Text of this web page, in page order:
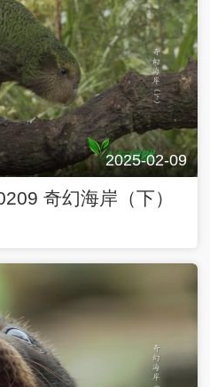
2025-02-09
奇幻海岸（下）